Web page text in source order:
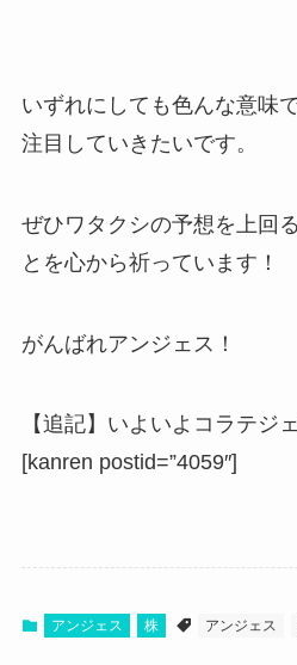
いずれにしても色んな意味
注目していきたいです。
ぜひワタクシの予想を上回
とを心から祈っています！
がんばれアンジェス！
【追記】いよいよコラテジ
[kanren postid=”4059″]
アンジェス 株 アンジェス